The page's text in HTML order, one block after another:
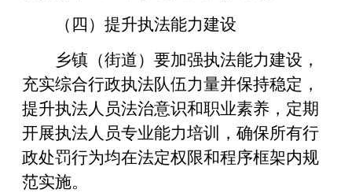
（四）提升执法能力建设
乡镇（街道）要加强执法能力建设，
充实综合行政执法队伍力量并保持稳定，
提升执法人员法治意识和职业素养，定期
开展执法人员专业能力培训，确保所有行
政处罚行为均在法定权限和程序框架内规
范实施。